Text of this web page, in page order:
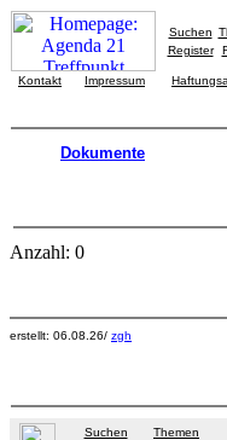
Suchen
Register
Kontakt Impressum
Dokumente
Anzahl: 0
erstellt: 06.08.26/ zgh
Suchen Themen